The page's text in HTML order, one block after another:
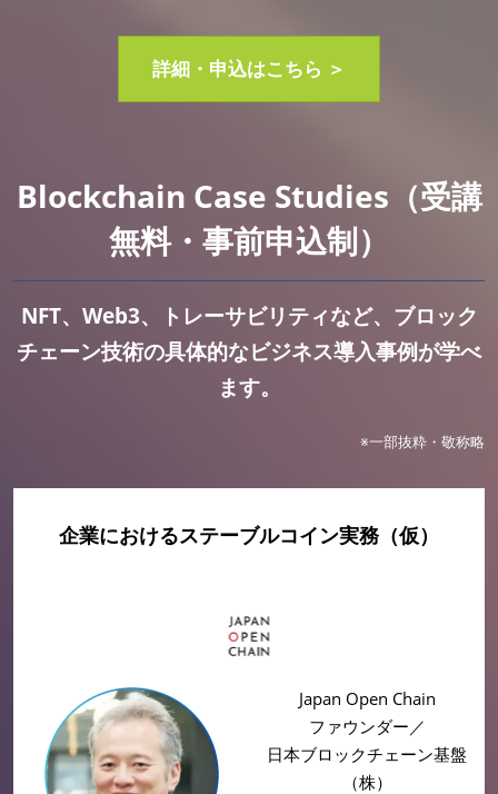
詳細・申込はこちら ＞
Blockchain Case Studies（受講
無料・事前申込制）
NFT、Web3、トレーサビリティなど、ブロック
チェーン技術の具体的なビジネス導入事例が学べ
ます。
※一部抜粋・敬称略
企業におけるステーブルコイン実務（仮）
Japan Open Chain
ファウンダー／
日本ブロックチェーン基盤
（株）